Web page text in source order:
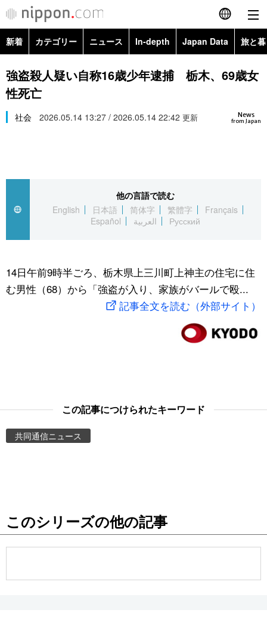
English
简体字
Русский
カテゴリー
経済・ビジネス
国際
文化
トップ
アーカイブ
In-depth
Japan Data
動画/Live
お知らせ
新着 カテゴリー ニュース In-depth Japan Data 旅と
政治・外交
経済・ビジネス
スポーツ・東京2020
Topics
強盗殺人疑い自称16歳少年逮捕 栃木、69歳女
性死亡
News
from Japan
社会 2026.05.14 13:27 / 2026.05.14 22:42 更新
他の言語で読む
English
日本語 简体字 繁體字
Français
Español
العربية Русский
14日午前9時半ごろ、栃木県上三川町上神主の住宅に住
む男性（68）から「強盗が入り、家族がバールで殴...
記事全文を読む（外部サイト）
この記事につけられたキーワード
共同通信ニュース
このシリーズの他の記事